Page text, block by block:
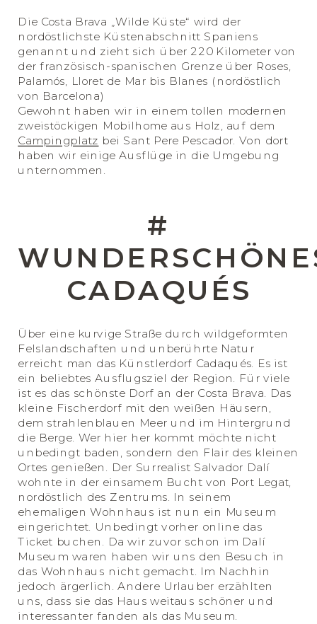
Die Costa Brava „Wilde Küste“ wird der
nordöstlichste Küstenabschnitt Spaniens
genannt und zieht sich über 220 Kilometer von
der französisch-spanischen Grenze über Roses,
Palamós, Lloret de Mar bis Blanes (nordöstlich
von Barcelona)
Gewohnt haben wir in einem tollen modernen
zweistöckigen Mobilhome aus Holz, auf dem
Campingplatz bei Sant Pere Pescador. Von dort
haben wir einige Ausflüge in die Umgebung
unternommen.
#
CADAQUÉS
Über eine kurvige Straße durch wildgeformten
Felslandschaften und unberührte Natur
erreicht man das Künstlerdorf Cadaqués. Es ist
ein beliebtes Ausflugsziel der Region. Für viele
ist es das schönste Dorf an der Costa Brava. Das
kleine Fischerdorf mit den weißen Häusern,
dem strahlenblauen Meer und im Hintergrund
die Berge. Wer hier her kommt möchte nicht
unbedingt baden, sondern den Flair des kleinen
Ortes genießen. Der Surrealist Salvador Dalí
wohnte in der einsamem Bucht von Port Legat,
nordöstlich des Zentrums. In seinem
ehemaligen Wohnhaus ist nun ein Museum
eingerichtet. Unbedingt vorher online das
Ticket buchen. Da wir zuvor schon im Dalí
Museum waren haben wir uns den Besuch in
das Wohnhaus nicht gemacht. Im Nachhin
jedoch ärgerlich. Andere Urlauber erzählten
uns, dass sie das Haus weitaus schöner und
interessanter fanden als das Museum.